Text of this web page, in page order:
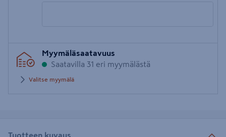
postinumero
Myymäläsaatavuus
Saatavilla 31 eri myymälästä
Valitse myymälä
Tuotteen kuvaus